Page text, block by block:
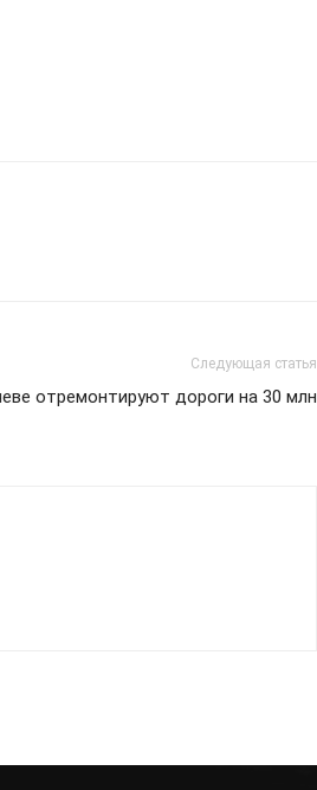
Следующая статья
отремонтируют дороги на 30 млн